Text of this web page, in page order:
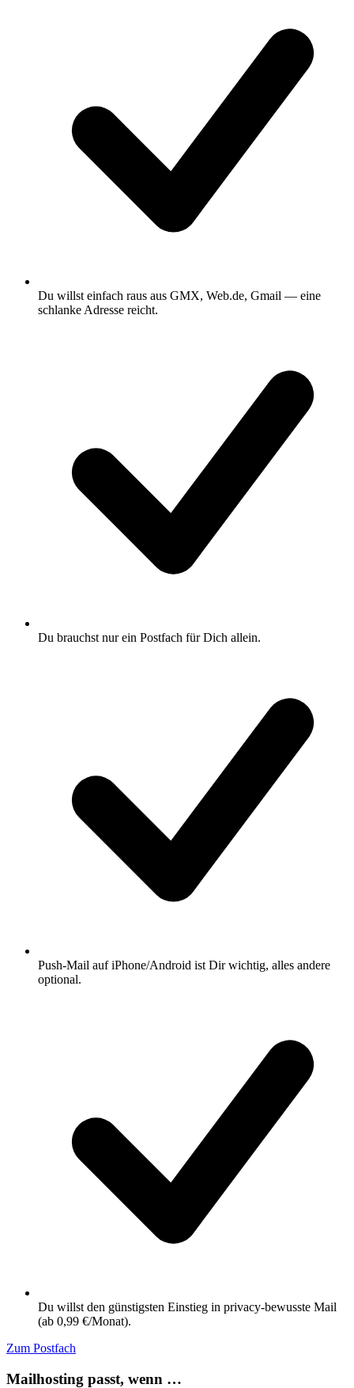
Du willst einfach raus aus GMX, Web.de, Gmail — eine
schlanke Adresse reicht.
Du brauchst nur ein Postfach für Dich allein.
Push-Mail auf iPhone/Android ist Dir wichtig, alles andere
optional.
Du willst den günstigsten Einstieg in privacy-bewusste Mail
(ab 0,99 €/Monat).
Zum Postfach
Mailhosting passt, wenn …